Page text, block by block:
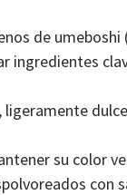
de umeboshi
ingredientes
su color
con